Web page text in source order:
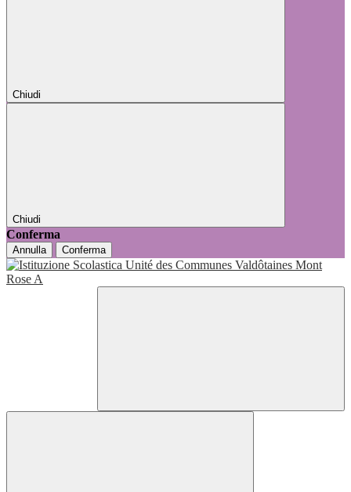
Chiudi
Chiudi
Conferma
Annulla Conferma